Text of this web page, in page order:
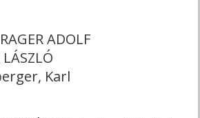
ADOLF
Karl